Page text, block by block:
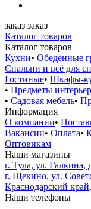
заказ заказ
Каталог товаров
Каталог товаров
Кухни• Обеденные
Спальни и всё для
Гостиные• Шкафы-
• Предметы
• Садовая мебель•
Информация
О компании•
Вакансии• Оплата•
Оптовикам
Наши магазины
г. Тула, ул. Галкина,
г. Щекино, ул.
Краснодарский
Наши телефоны